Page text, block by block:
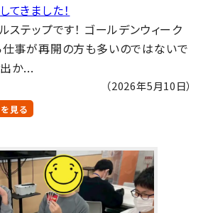
きました！
ステップです！ ゴールデンウィーク
仕事が再開の方も多いのではないで
か...
（2026年5月10日）
見る